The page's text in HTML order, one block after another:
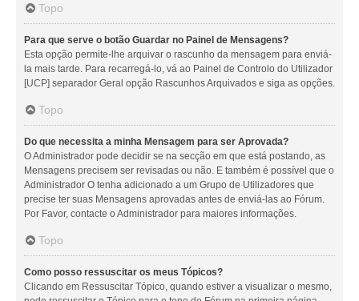
Topo
Para que serve o botão Guardar no Painel de Mensagens?
Esta opção permite-lhe arquivar o rascunho da mensagem para enviá-
la mais tarde. Para recarregá-lo, vá ao Painel de Controlo do Utilizador
[UCP] separador Geral opção Rascunhos Arquivados e siga as opções.
Topo
Do que necessita a minha Mensagem para ser Aprovada?
O Administrador pode decidir se na secção em que está postando, as
Mensagens precisem ser revisadas ou não. E também é possível que o
Administrador O tenha adicionado a um Grupo de Utilizadores que
precise ter suas Mensagens aprovadas antes de enviá-las ao Fórum.
Por Favor, contacte o Administrador para maiores informações.
Topo
Como posso ressuscitar os meus Tópicos?
Clicando em Ressuscitar Tópico, quando estiver a visualizar o mesmo,